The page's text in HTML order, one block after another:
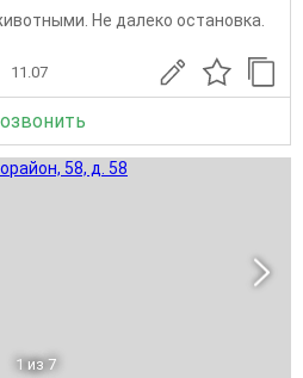
Не далеко остановка.
11.07
1 из 7